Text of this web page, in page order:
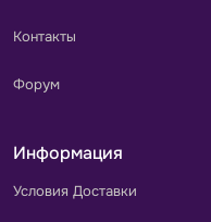
Контакты
Форум
Информация
Условия Доставки